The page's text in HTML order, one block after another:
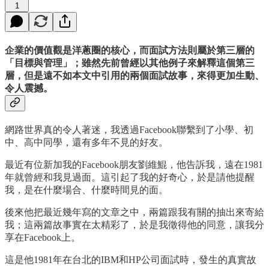
1
企業的價值觀是洋蔥圈的核心，而面試方法則屬於第三層的
「目標與管理」；雖然先前曾經以其他例子來解釋這個第三
層，但是遠不如本文中引用的兩個面試故事，來得更加生動、
令人震撼。
網路世界真的令人著迷，我透過Facebook聯繫到了小學、初
中、高中同學，還有多年不見的好友。
最近有位新加我的Facebook朋友劉維鯤，他告訴我，遠在1981
年就曾經和我見過面。這引起了我的好奇心，於是請他提醒
我，是在什麼場合、什麼時間見的面。
後來他把最近幾年寫的文章之中，兩篇跟我有關的抽出來寄給
我；這兩篇故事實在太精彩了，於是我徵得他的同意，讓我分
享在Facebook上。
這是他1981年在台北的IBM和HP公司面試時，發生的真實故